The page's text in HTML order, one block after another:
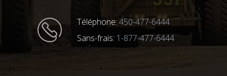
Téléphone: 450-477-6444
Sans-frais: 1-877-477-6444